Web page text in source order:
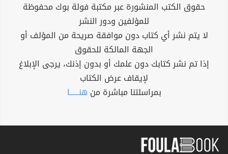
حقوق الكتب المنشورة عبر مكتبة فولة بوك محفوظة
للمؤلفين ودور النشر
لا يتم نشر أي كتاب دون موافقة صريحة من المؤلف أو
الجهة المالكة للحقوق
إذا تم نشر كتابك دون علمك أو بدون إذنك، يرجى الإبلاغ
لإيقاف عرض الكتاب
بمراسلتنا مباشرة من هنــــــا